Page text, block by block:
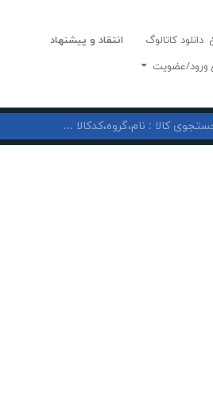
دانلود کاتالوگ
انتقاد و پیشنهاد
ورود/عضویت